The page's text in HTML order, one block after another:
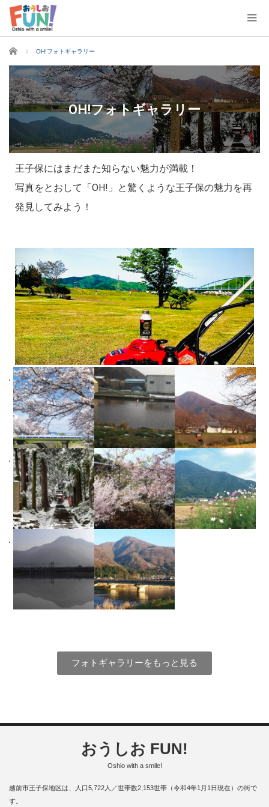
ホーム OH!フォトギャラリー
OH!フォトギャラリー
王子保にはまだまた知らない魅力が満載！
写真をとおして「OH!」と驚くような王子保の魅力を再
発見してみよう！
フォトギャラリーをもっと見る
おうしお FUN!
Oshio with a smile!
越前市王子保地区は、人口5,722人／世帯数2,153世帯（令和4年1月1日現在）の街で
す。